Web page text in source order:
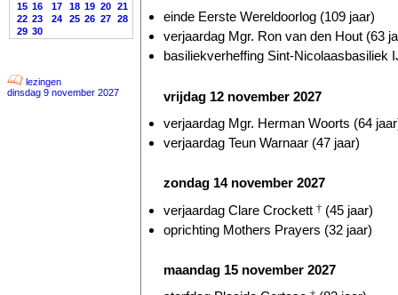
15 16 17 18 19 20 21
22 23 24 25 26 27 28
29 30
lezingen
dinsdag 9 november 2027
einde Eerste Wereldoorlog (109 jaar)
verjaardag Mgr. Ron van den Hout (63
basiliekverheffing Sint-Nicolaasbasiliek
vrijdag 12 november 2027
verjaardag Mgr. Herman Woorts (64
verjaardag Teun Warnaar (47 jaar)
zondag 14 november 2027
verjaardag Clare Crockett † (45 jaar)
oprichting Mothers Prayers (32 jaar)
maandag 15 november 2027